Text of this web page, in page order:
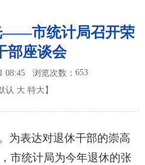
——市统计局召开荣
部座谈会
08:45 浏览次数： 653
认 大 特大 】
表达对退休干部的崇高
市统计局为今年退休的张